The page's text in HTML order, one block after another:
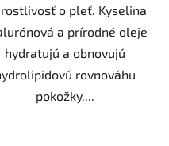
o pleť. Kyselina
a prírodné oleje
hydratujú a obnovujú
rovnováhu
pokožky....